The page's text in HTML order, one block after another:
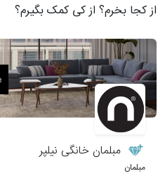
از کجا بخرم؟ از کی کمک بگیرم؟
مبلمان خانگی نیلپر
مبلمان